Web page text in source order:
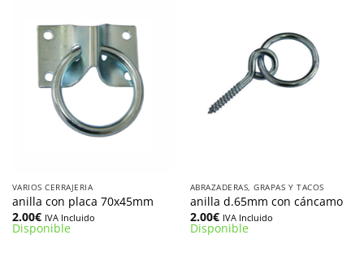
VARIOS CERRAJERIA
anilla con placa 70x45mm
2.00€ IVA Incluido
Disponible
ABRAZADERAS, GRAPAS Y TACOS
anilla d.65mm con cáncamo
2.00€ IVA Incluido
Disponible